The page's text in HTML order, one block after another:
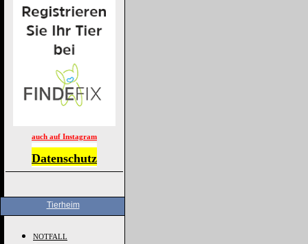
auch auf Instagram
Datenschutz
Tierheim
NOTFALL